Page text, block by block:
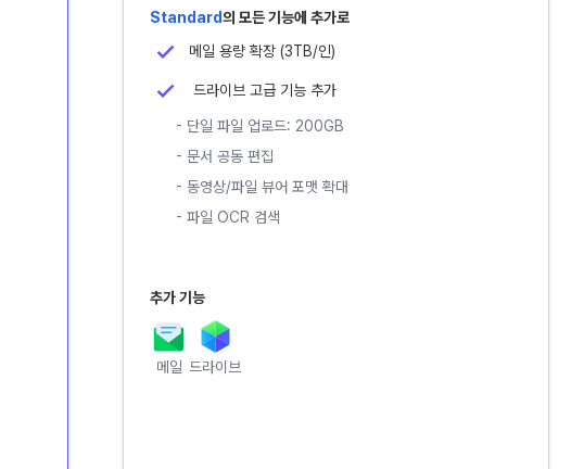
Standard의 모든 기능에 추가로
메일 용량 확장 (3TB/인)
드라이브 고급 기능 추가
- 단일 파일 업로드: 200GB
- 문서 공동 편집
- 동영상/파일 뷰어 포맷 확대
- 파일 OCR 검색
추가 기능
메일 드라이브